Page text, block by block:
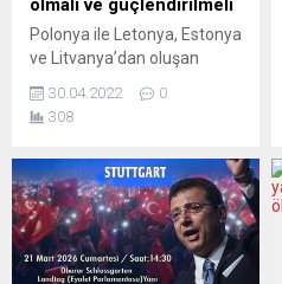
olmalı ve güçlendirilmeli
Polonya ile Letonya, Estonya
ve Litvanya’dan oluşan
bölgedeki kalıcı varlığının
güçlendirilmesi çağrısında
Bakanlığından yapılan
açıklamada, Dışişleri Bakanı
Edgars Rinkevics’in, Estonya
Dışişleri Bakanı Eva-Maria
Liimets, Litvanya Dışişleri
30.04.2022
0
308